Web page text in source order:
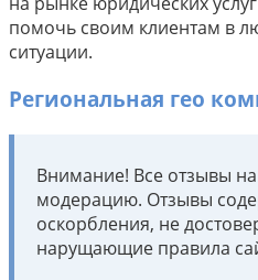
помочь своим клиентам в
ситуации.
Региональная гео
Внимание! Все отзывы
модерацию. Отзывы
оскорбления, не
нарущающие правила